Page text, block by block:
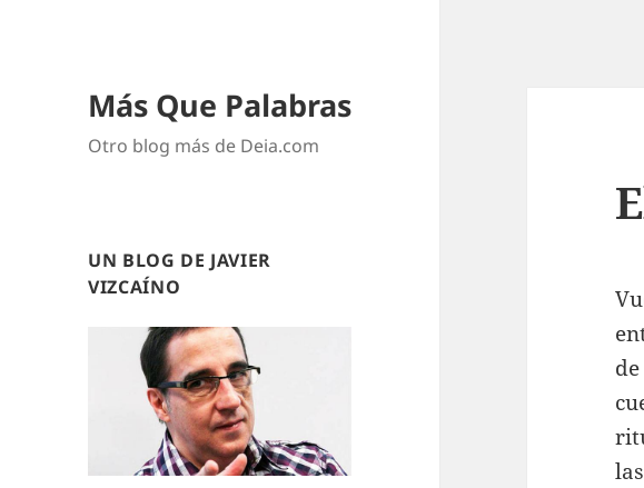
Más Que Palabras
Otro blog más de Deia.com
UN BLOG DE JAVIER
VIZCAÍNO